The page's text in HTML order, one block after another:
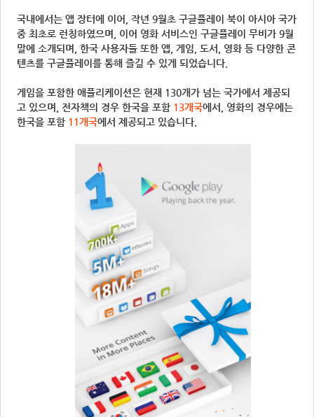
국내에서는 앱 장터에 이어, 작년 9월초 구글플레이 북이 아시아 국가
중 최초로 런칭하였으며, 이어 영화 서비스인 구글플레이 무비가 9월
말에 소개되며, 한국 사용자들 또한 앱, 게임, 도서, 영화 등 다양한 콘
텐츠를 구글플레이를 통해 즐길 수 있게 되었습니다.
게임을 포함한 애플리케이션은 현재 130개가 넘는 국가에서 제공되
고 있으며, 전자책의 경우 한국을 포함 13개국에서, 영화의 경우에는
한국을 포함 11개국에서 제공되고 있습니다.